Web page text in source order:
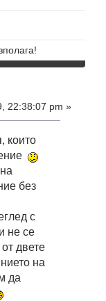
22:38:07 pm »
които
без
с
не се
двете
на
да